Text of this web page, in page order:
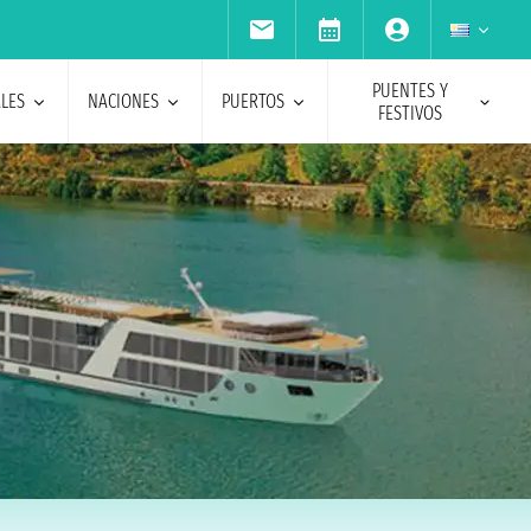
NACIONES PUERTOS
PUENTES Y
FESTIVOS